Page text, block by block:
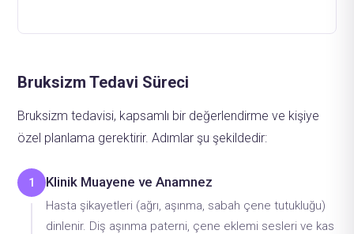
Bruksizm Tedavi Süreci
Bruksizm tedavisi, kapsamlı bir değerlendirme ve kişiye
özel planlama gerektirir. Adımlar şu şekildedir:
1 Klinik Muayene ve Anamnez
Hasta şikayetleri (ağrı, aşınma, sabah çene tutukluğu)
dinlenir. Diş aşınma paterni, çene eklemi sesleri ve kas